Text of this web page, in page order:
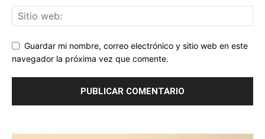
Guardar mi nombre, correo electrónico y sitio web en este
navegador la próxima vez que comente.